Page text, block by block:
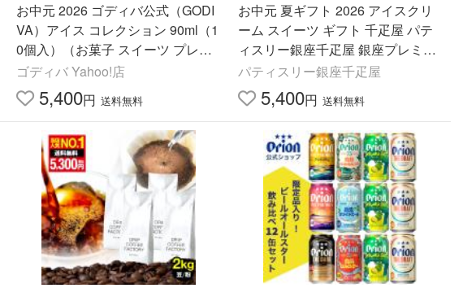
お中元 2026 ゴディバ公式（GODI
VA）アイス コレクション 90ml（1
0個入）（お菓子 スイーツ プレゼ
ント ）送料込
ゴディバ Yahoo!店
5,400円 送料無料
お中元 夏ギフト 2026 アイスクリ
ーム スイーツ ギフト 千疋屋 パテ
ィスリー銀座千疋屋 銀座プレミア
ムアイス&ソルベ10個
パティスリー銀座千疋屋
5,400円 送料無料